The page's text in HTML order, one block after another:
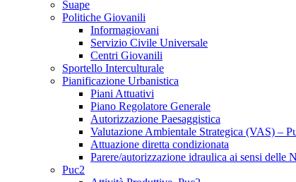
Suape
Politiche Giovanili
Informagiovani
Servizio Civile Universale
Centri Giovanili
Sportello Interculturale
Pianificazione Urbanistica
Piani Attuativi
Piano Regolatore Generale
Autorizzazione Paesaggistica
Valutazione Ambientale Strategica (VAS) –
Attuazione diretta condizionata
Parere/autorizzazione idraulica ai sensi
Puc2